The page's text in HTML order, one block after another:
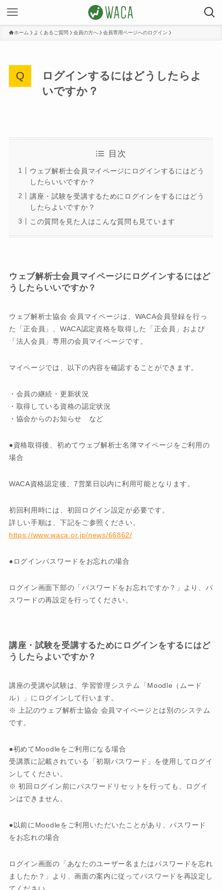
ホーム よくあるご質問 会員の方へ 会員専用ページへのログイン
ログインするにはどうしたらよ
いですか？
目次
ウェブ解析士会員マイページにログインするにはどう
したらいいですか？
講座・試験を受講するためにログインをするにはどう
したらよいですか？
この質問を見た人はこんな質問も見ています
ウェブ解析士会員マイページにログインするにはど
うしたらいいですか？
ウェブ解析士協会 会員マイページは、WACA会員登録を行っ
た「正会員」、WACA認定資格を取得した「正会員」および
「法人会員」専用の会員マイページです。
マイページでは、以下の内容を確認することができます。
・会員の継続・更新状況
・取得している資格の認定状況
・協会からのお知らせ など
●資格取得後、初めてウェブ解析士名簿マイページをご利用の
場合
WACA資格認定後、7営業日以内に利用可能となります。
初回利用時には、初回ログイン設定が必要です。
詳しい手順は、下記をご参照ください。
https://www.waca.or.jp/news/66862/
●ログインパスワードをお忘れの場合
ログイン画面下部の「パスワードをお忘れですか？」より、パ
スワードの再設定を行ってください。
講座・試験を受講するためにログインをするにはど
うしたらよいですか？
講座の受講や試験は、学習管理システム「Moodle（ムード
ル）」にログインして行います。
※ 上記のウェブ解析士協会 会員マイページとは別のシステム
です。
●初めてMoodleをご利用になる場合
受講票に記載されている「初期パスワード」を使用してログイ
ンしてください。
※ 初回ログイン前にパスワードリセットを行っても、ログイ
ンはできません。
●以前にMoodleをご利用いただいたことがあり、パスワード
をお忘れの場合
ログイン画面の「あなたのユーザー名またはパスワードを忘れ
ましたか？」より、画面の案内に従ってパスワードを再設定し
てください。